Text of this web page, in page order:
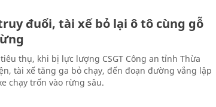
truy đuổi, tài xế bỏ lại ô tô cùng gỗ
thụ, khi bị lực lượng CSGT Công an tỉnh Thừa
tài xế tăng ga bỏ chạy, đến đoạn đường vắng lập
chạy trốn vào rừng sâu.